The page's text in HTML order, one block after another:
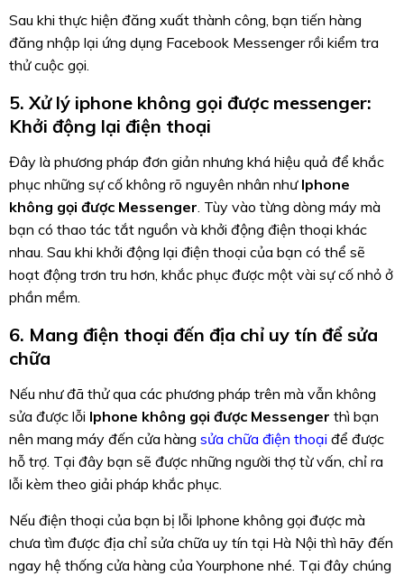
Sau khi thực hiện đăng xuất thành công, bạn tiến hàng
đăng nhập lại ứng dụng Facebook Messenger rồi kiểm tra
thử cuộc gọi.
5. Xử lý iphone không gọi được messenger:
Khởi động lại điện thoại
Đây là phương pháp đơn giản nhưng khá hiệu quả để khắc
phục những sự cố không rõ nguyên nhân như Iphone
không gọi được Messenger. Tùy vào từng dòng máy mà
bạn có thao tác tắt nguồn và khởi động điện thoại khác
nhau. Sau khi khởi động lại điện thoại của bạn có thể sẽ
hoạt động trơn tru hơn, khắc phục được một vài sự cố nhỏ ở
phần mềm.
6. Mang điện thoại đến địa chỉ uy tín để sửa
chữa
Nếu như đã thử qua các phương pháp trên mà vẫn không
sửa được lỗi Iphone không gọi được Messenger thì bạn
nên mang máy đến cửa hàng sửa chữa điện thoại để được
hỗ trợ. Tại đây bạn sẽ được những người thợ từ vấn, chỉ ra
lỗi kèm theo giải pháp khắc phục.
Nếu điện thoại của bạn bị lỗi Iphone không gọi được mà
chưa tìm được địa chỉ sửa chữa uy tín tại Hà Nội thì hãy đến
ngay hệ thống cửa hàng của Yourphone nhé. Tại đây chúng